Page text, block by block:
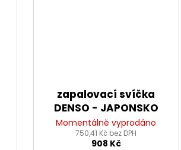
zapalovací svíčka
DENSO - JAPONSKO
IX27B IRIDIUM POWER
Momentálně vyprodáno
750,41 Kč bez DPH
908 Kč